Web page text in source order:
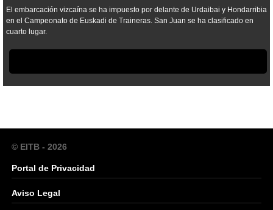
El embarcación vizcaína se ha impuesto por delante de Urdaibai y Hondarribia
en el Campeonato de Euskadi de Traineras. San Juan se ha clasificado en
cuarto lugar.
© EITB - 2026
Portal de Privacidad
Aviso Legal